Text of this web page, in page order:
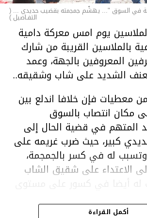
في السوق "... يهشّم جمجمته بقضيب حديدي ... (
التفـاصيل )
يوم امس معركة دامية
بالملاسين القريبة من شارك
المعروفين بالجهة، وعمد
الشديد على شاب وشقيقه..
معطيات فإن خلافا اندلع بين
مكان انتصاب بالسوق
المتهم في قضية الحال إلى
كبير، حيث ضرب غريمه على
له في كسر بالجمجمة،
الاعتداء على شقيق الشاب
له أيضا في كسور على مستوى
مركز الأمن الوطني بحي
أكمل القراءة